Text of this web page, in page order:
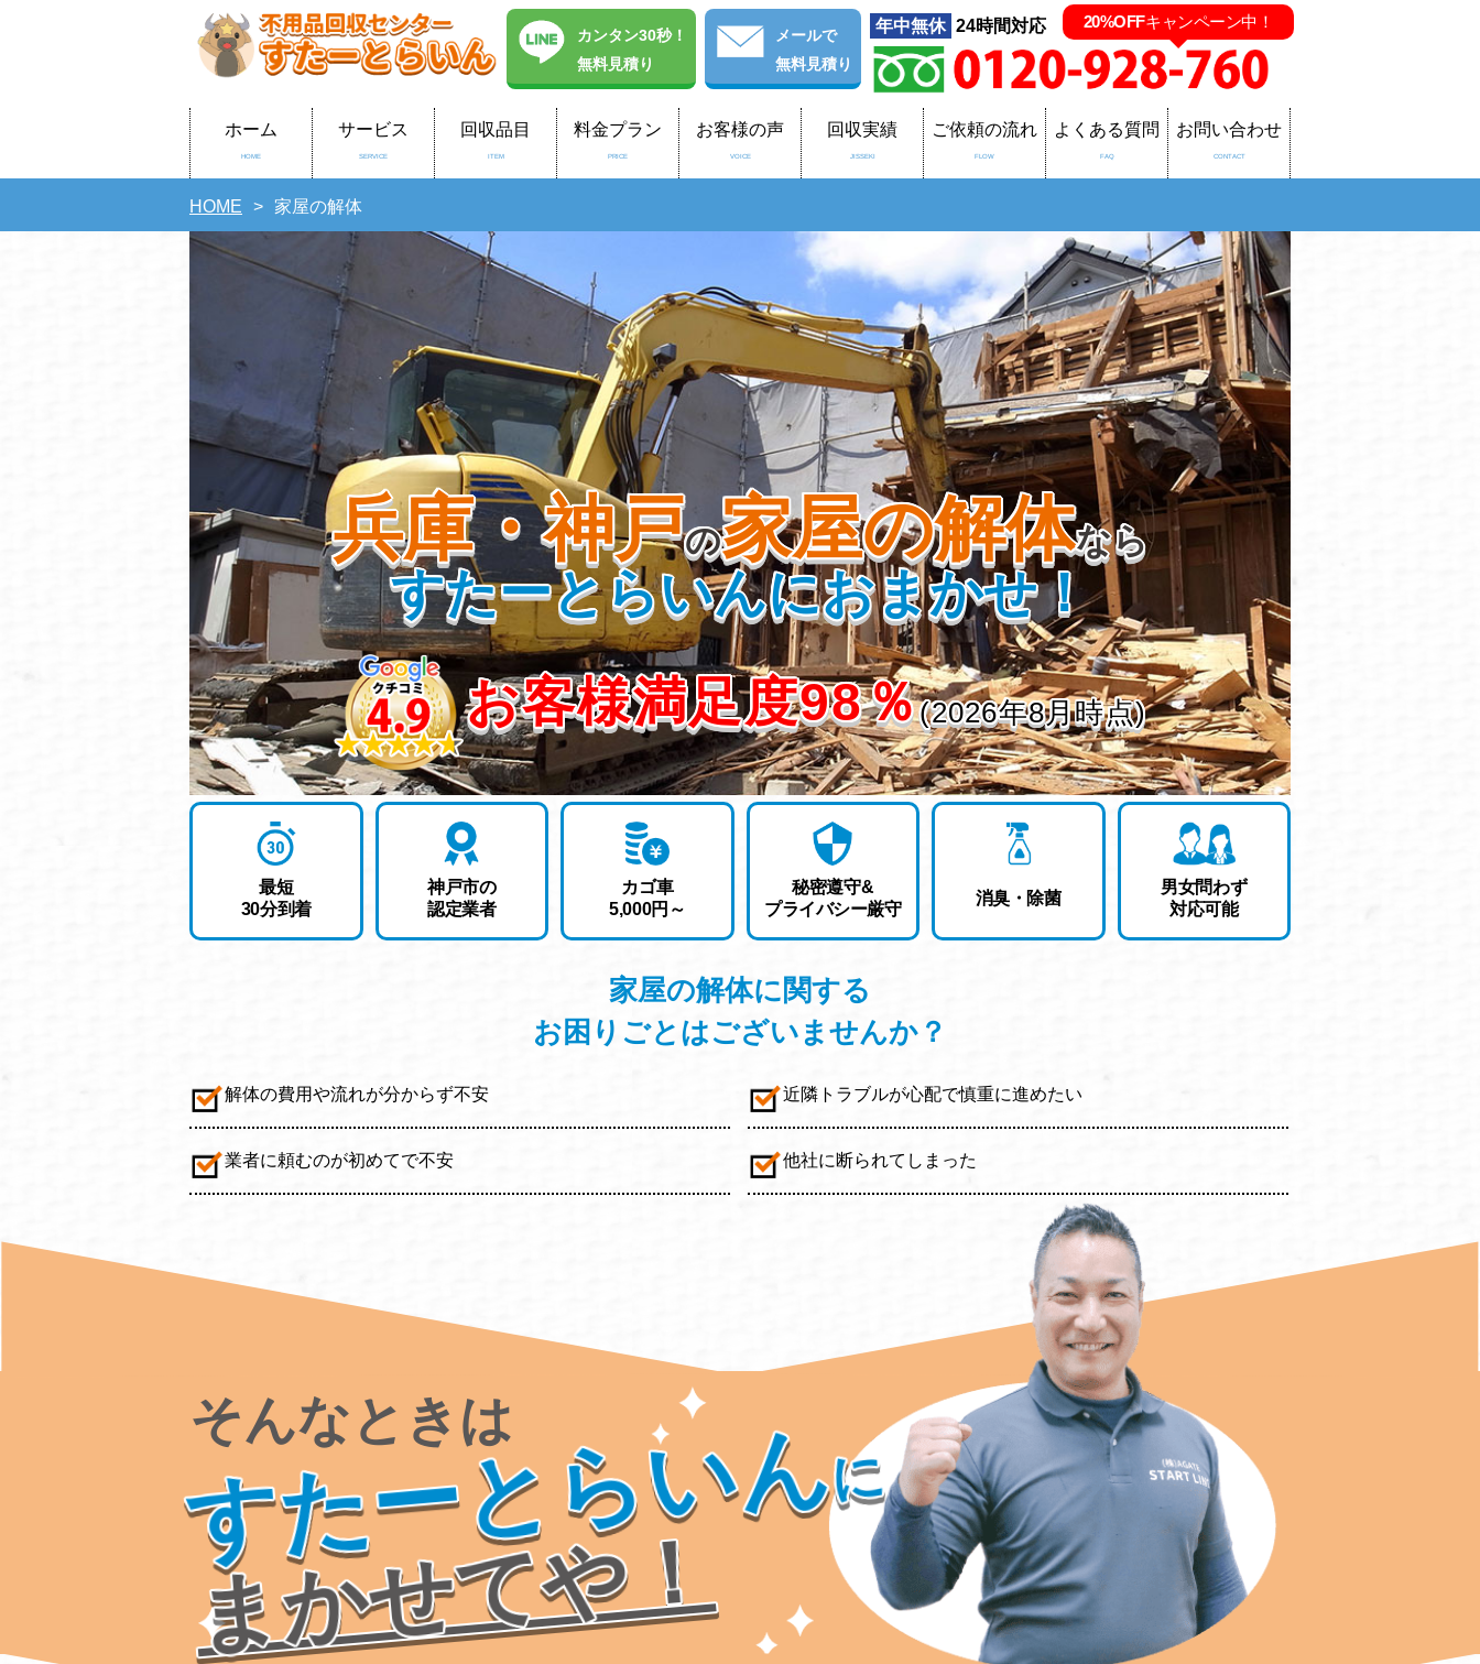
カンタン30秒！
無料見積り
メールで
無料見積り
年中無休 24時間対応 20%OFFキャンペーン中！
ホーム
HOME
サービス
SERVICE
回収品目
ITEM
料金プラン
PRICE
お客様の声
VOICE
回収実績
JISSEKI
ご依頼の流れ
FLOW
よくある質問
FAQ
お問い合わせ
CONTACT
HOME 家屋の解体
兵庫・神戸の家屋の解体なら
すたーとらいんにおまかせ！
お客様満足度98％(2026年8月時点)
最短
30分到着
神戸市の
認定業者
カゴ車
5,000円 ～
秘密遵守&
プライバシー厳守
消臭・除菌
男女問わず
対応可能
家屋の解体に関する
お困りごと はございませんか？
解体の費用や流れが分からず不安 近隣トラブルが心配で慎重に進めたい
業者に頼むのが初めてで不安 他社に断られてしまった
そんなときは
すたーとらいんに
まかせてや！